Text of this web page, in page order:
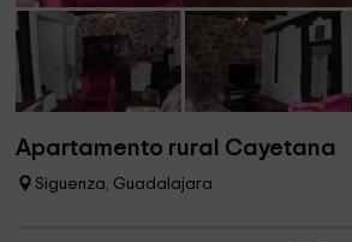
Apartamento rural Cayetana
Siguenza, Guadalajara